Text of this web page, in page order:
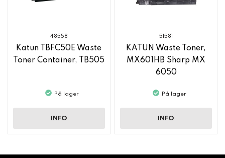
48558
Katun TBFC50E Waste
Toner Container, TB505
På lager
INFO
51581
KATUN Waste Toner,
MX601HB Sharp MX
6050
På lager
INFO